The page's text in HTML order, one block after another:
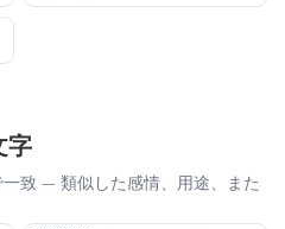
字
致 — 類似した感情、用途、また